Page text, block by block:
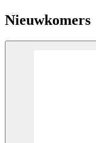
Nieuwkomers